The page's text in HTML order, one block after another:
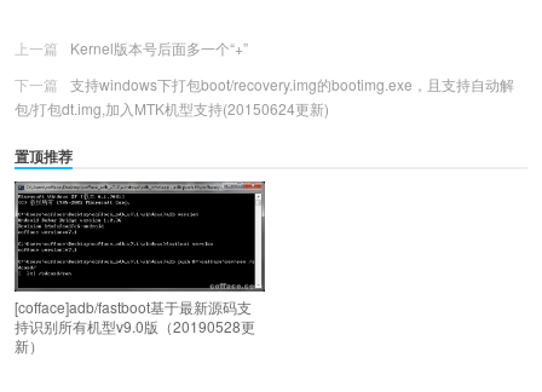
上一篇
Kernel版本号后面多一个“+”
下一篇
支持windows下打包boot/recovery.img的bootimg.exe，且支持自动解
包/打包dt.img,加入MTK机型支持(20150624更新)
置顶推荐
[cofface]adb/fastboot基于最新源码支
持识别所有机型v9.0版（20190528更
新）